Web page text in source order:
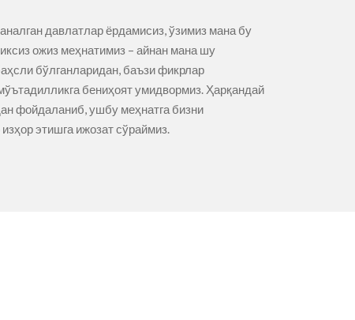
давлатлар ёрдамисиз, ўзимиз мана бу
ожиз меҳнатимиз – айнан мана шу
бўлганларидан, баъзи фикрлар
бениҳоят умидвормиз. Ҳарқандай
фойдаланиб, ушбу меҳнатга бизни
этишга ижозат сўраймиз.